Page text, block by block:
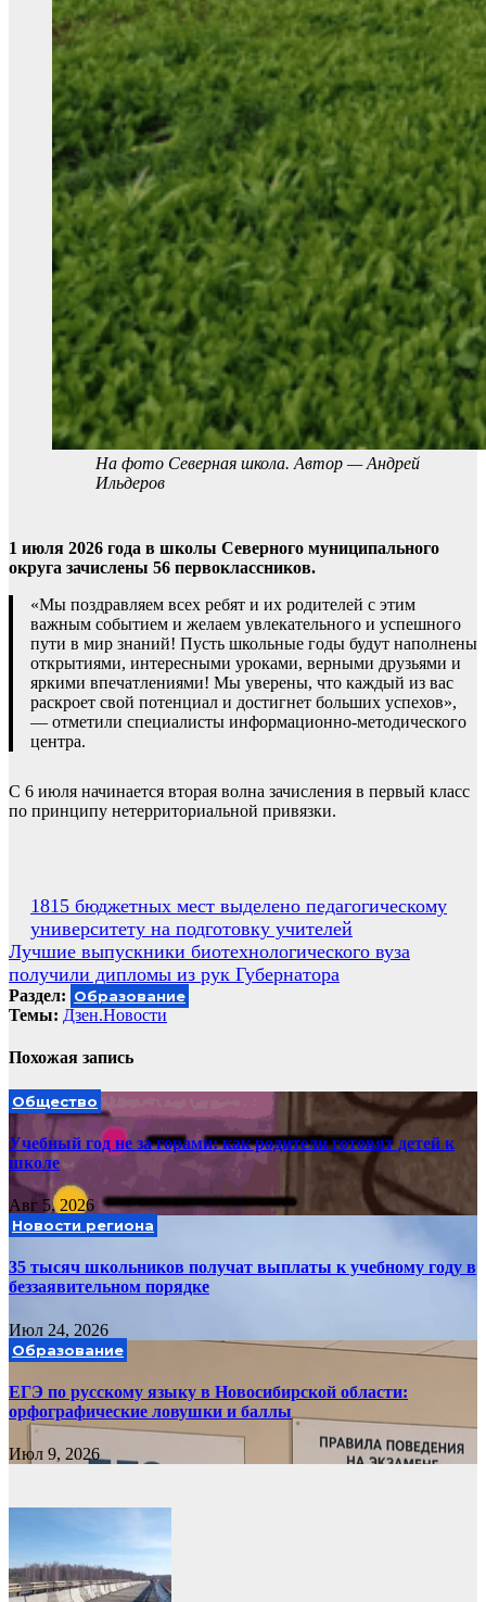
На фото Северная школа. Автор — Андрей
Ильдеров
1 июля 2026 года в школы Северного муниципального
округа зачислены 56 первоклассников.
«Мы поздравляем всех ребят и их родителей с этим
важным событием и желаем увлекательного и успешного
пути в мир знаний! Пусть школьные годы будут наполнены
открытиями, интересными уроками, верными друзьями и
яркими впечатлениями! Мы уверены, что каждый из вас
раскроет свой потенциал и достигнет больших успехов»,
— отметили специалисты информационно-методического
центра.
С 6 июля начинается вторая волна зачисления в первый класс
по принципу нетерриториальной привязки.
Навигация
по
записям
1815 бюджетных мест выделено педагогическому
университету на подготовку учителей
Лучшие выпускники биотехнологического вуза
получили дипломы из рук Губернатора
Раздел: Образование
Темы: Дзен.Новости
Похожая запись
Общество
Учебный год не за горами: как родители готовят детей к
школе
Авг 5, 2026
Новости региона
35 тысяч школьников получат выплаты к учебному году в
беззаявительном порядке
Июл 24, 2026
Образование
ЕГЭ по русскому языку в Новосибирской области:
орфографические ловушки и баллы
Июл 9, 2026